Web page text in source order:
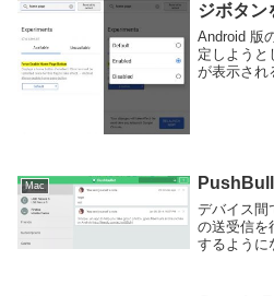
ジボタン
Android 版
定しようと
が表示され
Mac
デバイス間
の送受信を
するように
Chrome や
として動